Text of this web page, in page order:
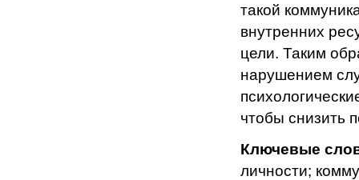
такой
внутренних
цели. Таким
нарушением
чтобы снизить
Ключевые
личности;